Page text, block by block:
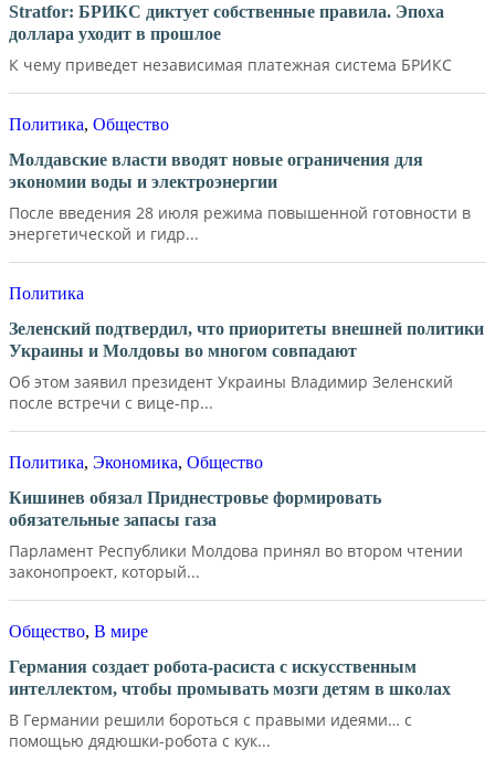
Stratfor: БРИКС диктует собственные правила. Эпоха
доллара уходит в прошлое
К чему приведет независимая платежная система БРИКС
Политика, Общество
Молдавские власти вводят новые ограничения для
экономии воды и электроэнергии
После введения 28 июля режима повышенной готовности в
энергетической и гидр...
Политика
Зеленский подтвердил, что приоритеты внешней политики
Украины и Молдовы во многом совпадают
Об этом заявил президент Украины Владимир Зеленский
после встречи с вице-пр...
Политика, Экономика, Общество
Кишинев обязал Приднестровье формировать
обязательные запасы газа
Парламент Республики Молдова принял во втором чтении
законопроект, который...
Общество, В мире
Германия создает робота-расиста с искусственным
интеллектом, чтобы промывать мозги детям в школах
В Германии решили бороться с правыми идеями… с
помощью дядюшки-робота с кук...